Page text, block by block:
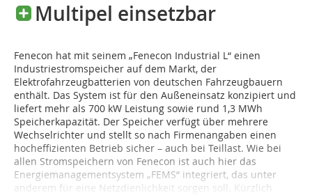
Multipel einsetzbar
Fenecon hat mit seinem „Fenecon Industrial L“ einen
Industriestromspeicher auf dem Markt, der
Elektrofahrzeugbatterien von deutschen Fahrzeugbauern
enthält. Das System ist für den Außeneinsatz konzipiert und
liefert mehr als 700 kW Leistung sowie rund 1,3 MWh
Speicherkapazität. Der Speicher verfügt über mehrere
Wechselrichter und stellt so nach Firmenangaben einen
hocheffizienten Betrieb sicher – auch bei Teillast. Wie bei
allen Stromspeichern von Fenecon ist auch hier das
Energiemanagementsystem „FEMS“ integriert, das unter
anderem für eine Netzdienlichkeit sorgen soll. Kürzlich